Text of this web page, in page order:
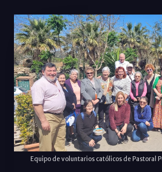
Equipo de voluntarios católicos de Pastoral